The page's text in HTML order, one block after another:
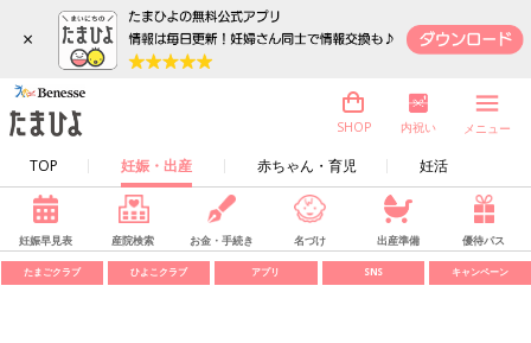
×
TOP 妊娠・出産 赤ちゃん・育児 妊活
SHOP 内祝い メニュー
妊娠早見表 産院検索 お金・手続き 名づけ 出産準備 優待パス
たまごクラブ ひよこクラブ アプリ SNS キャンペーン